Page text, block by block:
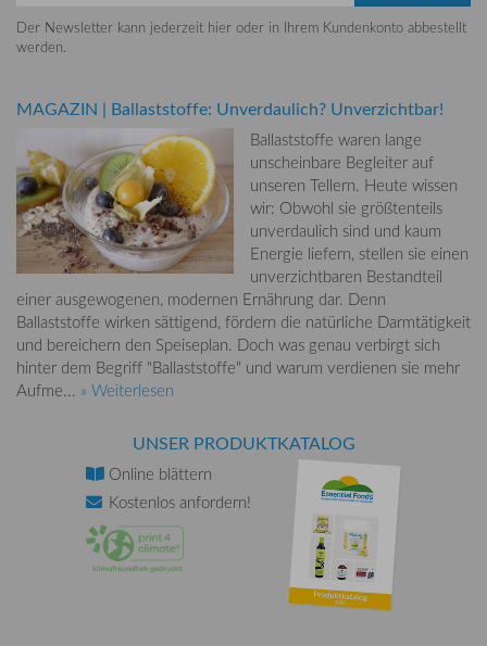
Der Newsletter kann jederzeit hier oder in Ihrem Kundenkonto abbestellt
werden.
MAGAZIN | Ballaststoffe: Unverdaulich? Unverzichtbar!
Ballaststoffe waren lange
unscheinbare Begleiter auf
unseren Tellern. Heute wissen
wir: Obwohl sie größtenteils
unverdaulich sind und kaum
Energie liefern, stellen sie einen
unverzichtbaren Bestandteil
einer ausgewogenen, modernen Ernährung dar. Denn
Ballaststoffe wirken sättigend, fördern die natürliche Darmtätigkeit
und bereichern den Speiseplan. Doch was genau verbirgt sich
hinter dem Begriff "Ballaststoffe" und warum verdienen sie mehr
Aufme... » Weiterlesen
UNSER PRODUKTKATALOG
Online blättern
Kostenlos anfordern!